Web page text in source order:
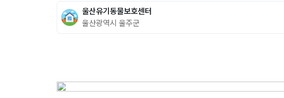
울산유기동물보호센터
울산광역시 울주군